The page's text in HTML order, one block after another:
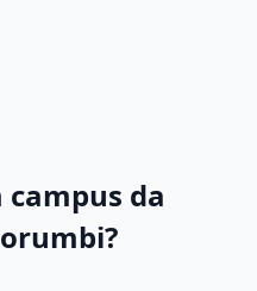
campus da